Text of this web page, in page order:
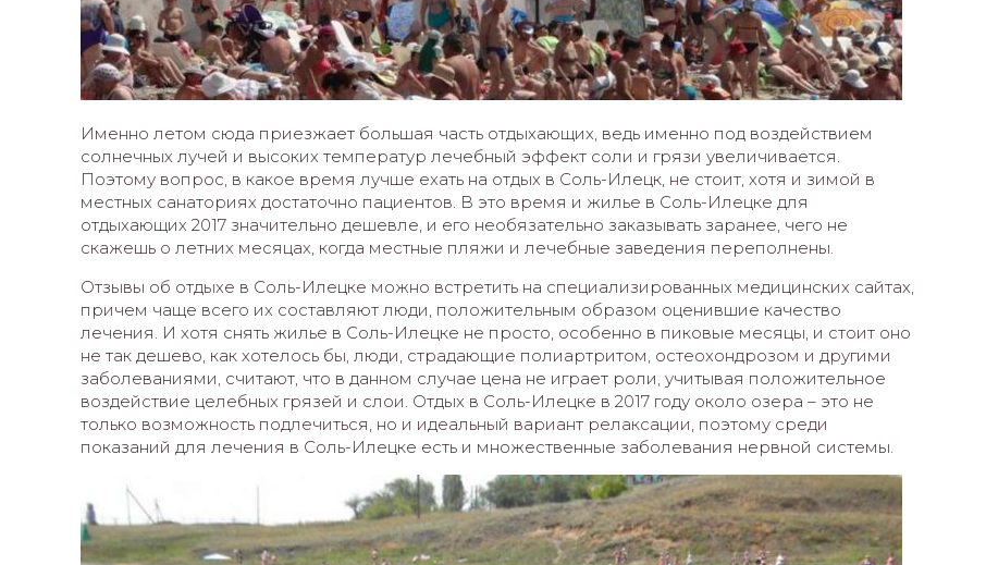
Именно летом сюда приезжает большая часть отдыхающих, ведь именно под воздействием
солнечных лучей и высоких температур лечебный эффект соли и грязи увеличивается.
Поэтому вопрос, в какое время лучше ехать на отдых в Соль-Илецк, не стоит, хотя и зимой в
местных санаториях достаточно пациентов. В это время и жилье в Соль-Илецке для
отдыхающих 2017 значительно дешевле, и его необязательно заказывать заранее, чего не
скажешь о летних месяцах, когда местные пляжи и лечебные заведения переполнены.
Отзывы об отдыхе в Соль-Илецке можно встретить на специализированных медицинских сайтах,
причем чаще всего их составляют люди, положительным образом оценившие качество
лечения. И хотя снять жилье в Соль-Илецке не просто, особенно в пиковые месяцы, и стоит оно
не так дешево, как хотелось бы, люди, страдающие полиартритом, остеохондрозом и другими
заболеваниями, считают, что в данном случае цена не играет роли, учитывая положительное
воздействие целебных грязей и слои. Отдых в Соль-Илецке в 2017 году около озера – это не
только возможность подлечиться, но и идеальный вариант релаксации, поэтому среди
показаний для лечения в Соль-Илецке есть и множественные заболевания нервной системы.